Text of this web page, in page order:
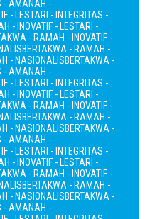
- AMANAH -
- LESTARI - INTEGRITAS -
- INOVATIF - LESTARI -
- RAMAH - INOVATIF -
BERTAKWA - RAMAH -
- NASIONALISBERTAKWA -
- AMANAH -
- LESTARI - INTEGRITAS -
- INOVATIF - LESTARI -
- RAMAH - INOVATIF -
BERTAKWA - RAMAH -
- NASIONALISBERTAKWA -
- AMANAH -
- LESTARI - INTEGRITAS -
- INOVATIF - LESTARI -
- RAMAH - INOVATIF -
BERTAKWA - RAMAH -
- NASIONALISBERTAKWA -
- AMANAH -